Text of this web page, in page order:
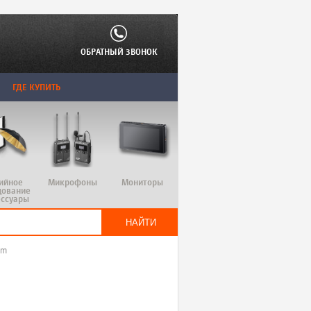
ОБРАТНЫЙ ЗВОНОК
ГДЕ КУПИТЬ
Микрофоны Мониторы